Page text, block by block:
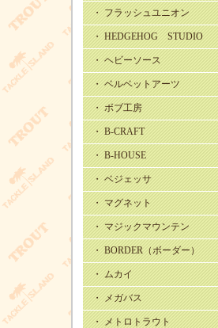
・ フラッシュユニオン
・ HEDGEHOG STUDIO
・ ヘビーソース
・ ベルベットアーツ
・ ボブ工房
・ B-CRAFT
・ B-HOUSE
・ ベジェッサ
・ マグネット
・ マジックマウンテン
・ BORDER（ボーダー）
・ ムカイ
・ メガバス
・ メトロトラウト